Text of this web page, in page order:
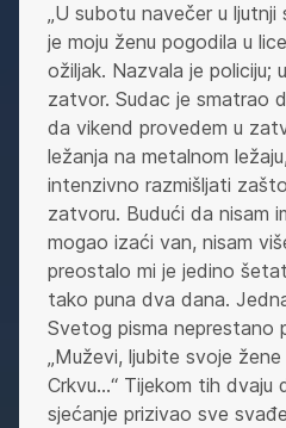
„U subotu navečer u ljutnji
je moju ženu pogodila u
ožiljak. Nazvala je policiju;
zatvor. Sudac je smatrao
da vikend provedem u
ležanja na metalnom
intenzivno razmišljati
zatvoru. Budući da nisam
mogao izaći van, nisam
preostalo mi je jedino
tako puna dva dana.
Svetog pisma neprestano
„Muževi, ljubite svoje
Crkvu…“ Tijekom tih dvaju
sjećanje prizivao sve